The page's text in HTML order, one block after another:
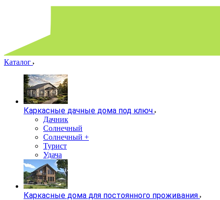
Каталог
Каркасные дачные дома под ключ
Дачник
Солнечный
Солнечный +
Турист
Удача
Каркасные дома для постоянного проживания